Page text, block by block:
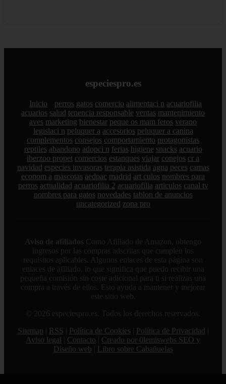
especiespro.es
Inicio perros gatos comercio alimentaci n acuariofilia
acuarios salud tenencia responsable ventas mantenimiento
aves marketing bienestar peque os mam feros verano
legislaci n peluquer a accesorios peluquer a canina
complementos consejos comportamiento protagonistas
reptiles abandono adopci n ferias higiene snacks acuario
iberzoo propet comercios estanques viajar conejos cr a
navidad especies invasoras terapia asistida agua peces camas
econom a mascotas aedpac madrid art culos nombres para
perros actualidad acuariofilia 2 acuariofilia articulos canal tv
nombres para gatos novedades tablon de anuncios
uncategorized zona pro
Aviso de afiliados Como Afiliado de Amazon, obtengo
ingresos por las compras adscritas que cumplen los
requisitos aplicables. Algunos enlaces de esta página son
enlaces de afiliado, lo que significa que puedo recibir una
pequeña comisión sin coste adicional para ti si realizas una
compra a través de ellos. Esto ayuda a mantener y mejorar
este sitio web.
© 2026 especiespro.es. Todos los derechos reservados.
Sitemap
RSS Política de Cookies Política de Privacidad
Aviso legal
Contacto
Creado por 0lemiswebs SEO y
Diseño web
Libro sobre Cabañuelas